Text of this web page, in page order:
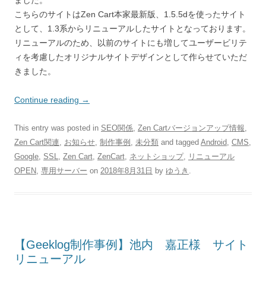
こちらのサイトはZen Cart本家最新版、1.5.5dを使ったサイト
として、1.3系からリニューアルしたサイトとなっております。
リニューアルのため、以前のサイトにも増してユーザービリテ
ィを考慮したオリジナルサイトデザインとして作らせていただ
きました。
Continue reading →
This entry was posted in SEO関係, Zen Cartバージョンアップ情報,
Zen Cart関連, お知らせ, 制作事例 , 未分類 and tagged Android, CMS,
Google, SSL, Zen Cart, ZenCart, ネットショップ, リニューアル
OPEN, 専用サーバー on 2018年8月31日 by ゆうき .
【Geeklog制作事例】池内 嘉正様 サイト
リニューアル